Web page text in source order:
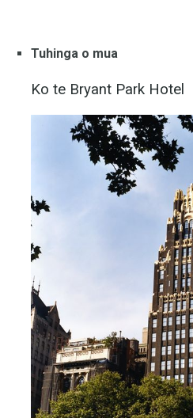
Tuhinga o mua
Ko te Bryant Park Hotel